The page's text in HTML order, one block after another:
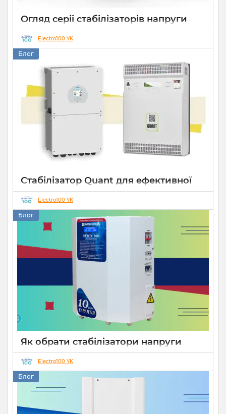
Огляд серії стабілізаторів напруги
Елекс АНТС: більше ніж просто
захист
22 07 2026
Electro100 YK
Блог
Стабілізатор Quant для ефективної
роботи СЕС
Electro100 YK
Блог
Як обрати стабілізатори напруги
Укртехнологія для дому чи бізнесу
Electro100 YK
Блог